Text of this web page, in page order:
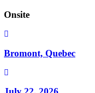
Onsite
Bromont, Quebec